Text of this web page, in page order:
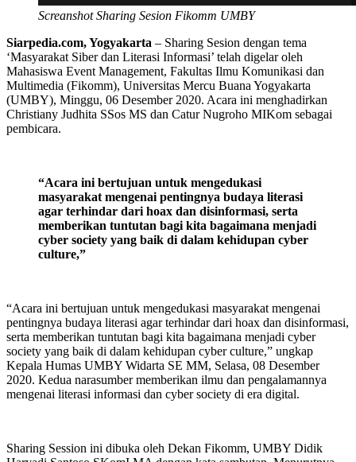
Screanshot Sharing Sesion Fikomm UMBY
Siarpedia.com, Yogyakarta – Sharing Sesion dengan tema
‘Masyarakat Siber dan Literasi Informasi’ telah digelar oleh
Mahasiswa Event Management, Fakultas Ilmu Komunikasi dan
Multimedia (Fikomm), Universitas Mercu Buana Yogyakarta
(UMBY), Minggu, 06 Desember 2020. Acara ini menghadirkan
Christiany Judhita SSos MS dan Catur Nugroho MIKom sebagai
pembicara.
“Acara ini bertujuan untuk mengedukasi
masyarakat mengenai pentingnya budaya literasi
agar terhindar dari hoax dan disinformasi, serta
memberikan tuntutan bagi kita bagaimana menjadi
cyber society yang baik di dalam kehidupan cyber
culture,”
“Acara ini bertujuan untuk mengedukasi masyarakat mengenai
pentingnya budaya literasi agar terhindar dari hoax dan disinformasi,
serta memberikan tuntutan bagi kita bagaimana menjadi cyber
society yang baik di dalam kehidupan cyber culture,” ungkap
Kepala Humas UMBY Widarta SE MM, Selasa, 08 Desember
2020. Kedua narasumber memberikan ilmu dan pengalamannya
mengenai literasi informasi dan cyber society di era digital.
Sharing Session ini dibuka oleh Dekan Fikomm, UMBY Didik